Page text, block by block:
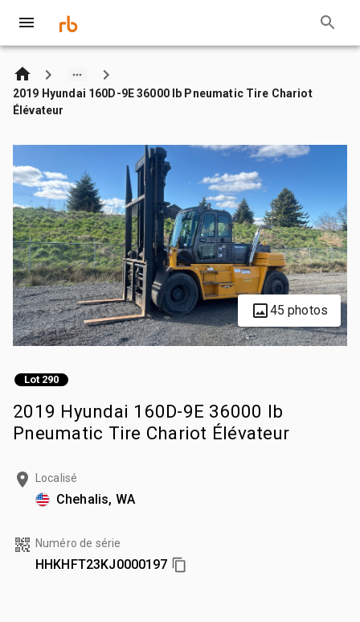
2019 Hyundai 160D-9E 36000 lb Pneumatic Tire Chariot
Élévateur
45 photos
Lot 290
2019 Hyundai 160D-9E 36000 lb
Pneumatic Tire Chariot Élévateur
Localisé
Chehalis, WA
Numéro de série
HHKHFT23KJ0000197